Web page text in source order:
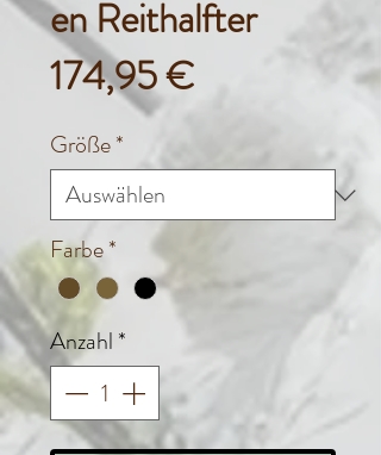
en Reithalfter
174,95 €Preis
Größe*
Farbe*
Anzahl *